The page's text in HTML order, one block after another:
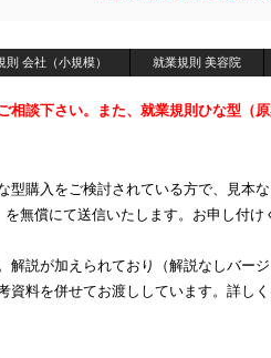
則 会社（小規模） 就業規則 美容院
相談下さい。また、就業規則ひな型（
型購入をご検討されている方で、見本
無償にて送信いたします。お申し付け
解説が加えられており（解説なしバー
資料を併せてお渡ししています。詳し